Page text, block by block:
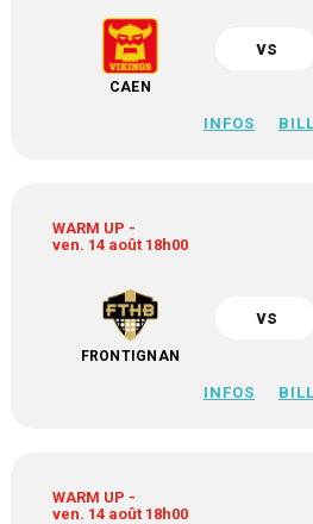
CAEN
vs
INFOS
WARM UP -
ven. 14 août 18h00
FRONTIGNAN
vs
INFOS
WARM UP -
ven. 14 août 18h00